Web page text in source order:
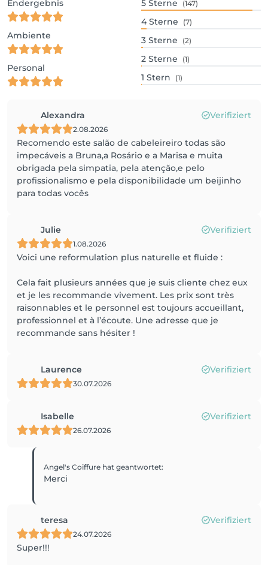
Endergebnis
Ambiente
Personal
5 Sterne (147)
4 Sterne (7)
3 Sterne (2)
2 Sterne (1)
1 Stern (1)
Alexandra Verifiziert
2.08.2026
Recomendo este salão de cabeleireiro todas são
impecáveis a Bruna,a Rosário e a Marisa e muita
obrigada pela simpatia, pela atenção,e pelo
profissionalismo e pela disponibilidade um beijinho
para todas vocês
Julie Verifiziert
1.08.2026
Voici une reformulation plus naturelle et fluide :
Cela fait plusieurs années que je suis cliente chez eux
et je les recommande vivement. Les prix sont très
raisonnables et le personnel est toujours accueillant,
professionnel et à l’écoute. Une adresse que je
recommande sans hésiter !
Laurence Verifiziert
30.07.2026
Isabelle Verifiziert
26.07.2026
Angel's Coiffure hat geantwortet:
Merci
teresa Verifiziert
24.07.2026
Super!!!